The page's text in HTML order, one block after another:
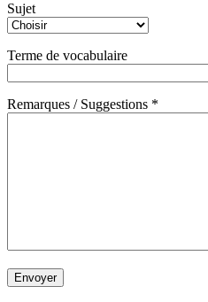
Sujet
Terme de vocabulaire
Remarques / Suggestions *